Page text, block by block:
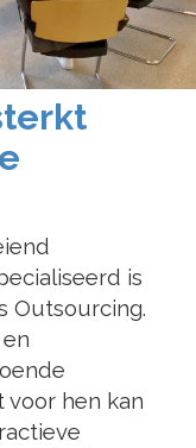
is
Outsourcing.
voor hen kan